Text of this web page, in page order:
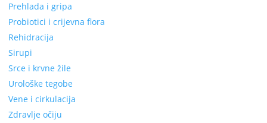
Prehlada i gripa
Probiotici i crijevna flora
Rehidracija
Sirupi
Srce i krvne žile
Urološke tegobe
Vene i cirkulacija
Zdravlje očiju